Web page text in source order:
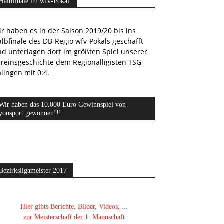
haben es in der Saison 2019/20 bis ins
des DB-Regio wfv-Pokals geschafft
unterlagen dort im größten Spiel unserer
dem Regionalligisten TSG
mit 0:4.
haben das 10.000 Euro Gewinnspiel von
gewonnen!!!
2017
Hier gibts Berichte, Bilder, Videos, ...
zur Meisterschaft der 1. Mannschaft